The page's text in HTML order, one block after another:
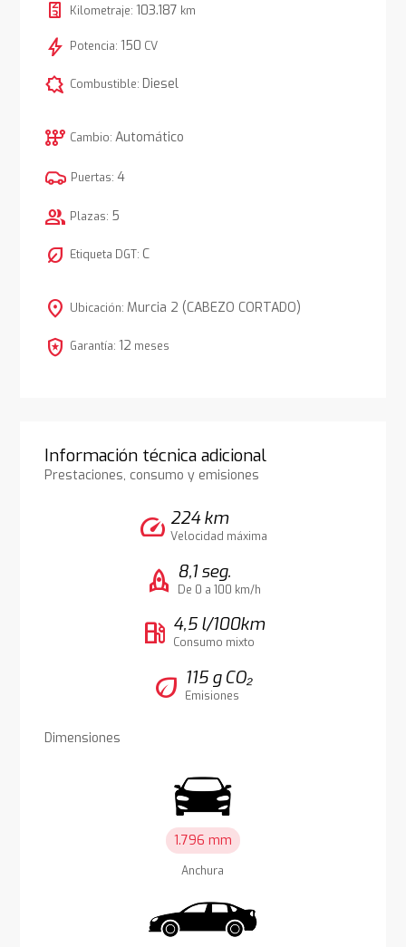
Kilometraje: 103.187 km
bolt Potencia: 150 CV
comic_bubble Combustible: Diesel
auto_transmission Cambio: Automático
Puertas: 4
group Plazas: 5
nest_eco_leaf Etiqueta DGT: C
location_on Ubicación: Murcia 2 (CABEZO CORTADO)
local_police Garantía: 12 meses
Información técnica adicional
Prestaciones, consumo y emisiones
speed 224 km
Velocidad máxima
rocket 8,1 seg.
De 0 a 100 km/h
local_gas_station 4,5 l/100km
Consumo mixto
eco 115 g CO₂
Emisiones
Dimensiones
1.796 mm
Anchura